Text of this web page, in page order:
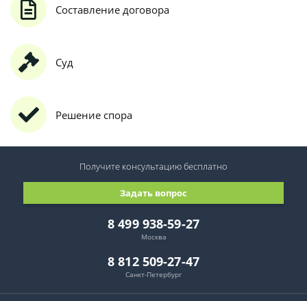
Составление договора
Суд
Решение спора
8 499 938-59-27
Москва
8 812 509-27-47
Санкт-Петербург
Задать вопрос
Получите консультациюбесплатно